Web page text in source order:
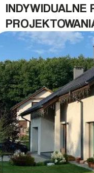
INDYWIDUALNE